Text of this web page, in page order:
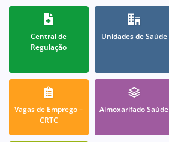
Central de
Regulação
Unidades de Saúde
Vagas de Emprego –
CRTC
Almoxarifado Saúde